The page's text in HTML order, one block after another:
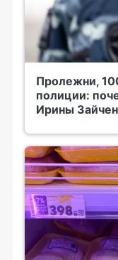
Пролежни,
полиции:
Ирины